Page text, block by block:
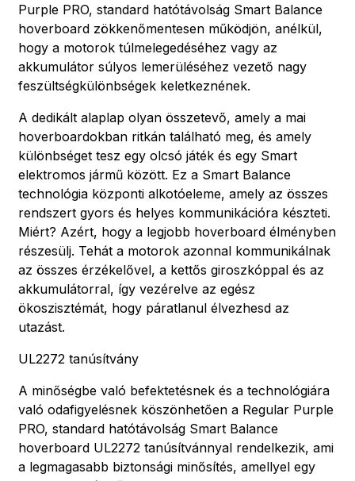
Purple PRO, standard hatótávolság Smart Balance
hoverboard zökkenőmentesen működjön, anélkül,
hogy a motorok túlmelegedéséhez vagy az
akkumulátor súlyos lemerüléséhez vezető nagy
feszültségkülönbségek keletkeznének.
A dedikált alaplap olyan összetevő, amely a mai
hoverboardokban ritkán található meg, és amely
különbséget tesz egy olcsó játék és egy Smart
elektromos jármű között. Ez a Smart Balance
technológia központi alkotóeleme, amely az összes
rendszert gyors és helyes kommunikációra készteti.
Miért? Azért, hogy a legjobb hoverboard élményben
részesülj. Tehát a motorok azonnal kommunikálnak
az összes érzékelővel, a kettős giroszkóppal és az
akkumulátorral, így vezérelve az egész
ökoszisztémát, hogy páratlanul élvezhesd az
utazást.
UL2272 tanúsítvány
A minőségbe való befektetésnek és a technológiára
való odafigyelésnek köszönhetően a Regular Purple
PRO, standard hatótávolság Smart Balance
hoverboard UL2272 tanúsítvánnyal rendelkezik, ami
a legmagasabb biztonsági minősítés, amellyel egy